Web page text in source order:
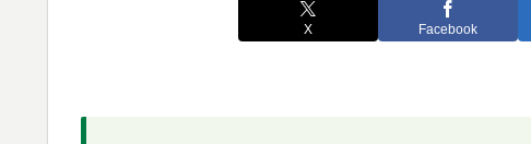
X Facebook